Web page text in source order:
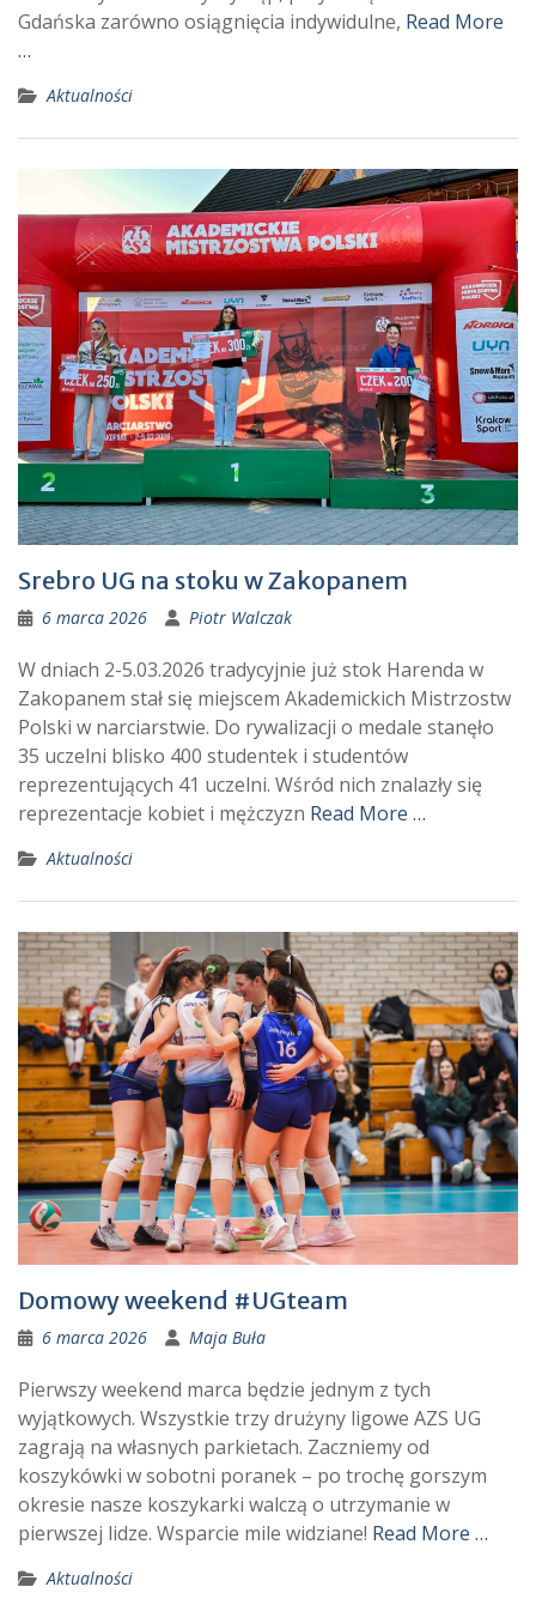
Gdańska zarówno osiągnięcia indywidulne, Read More
…
Aktualności
Srebro UG na stoku w Zakopanem
6 marca 2026 Piotr Walczak
W dniach 2-5.03.2026 tradycyjnie już stok Harenda w
Zakopanem stał się miejscem Akademickich Mistrzostw
Polski w narciarstwie. Do rywalizacji o medale stanęło
35 uczelni blisko 400 studentek i studentów
reprezentujących 41 uczelni. Wśród nich znalazły się
reprezentacje kobiet i mężczyzn Read More …
Aktualności
Domowy weekend #UGteam
6 marca 2026 Maja Buła
Pierwszy weekend marca będzie jednym z tych
wyjątkowych. Wszystkie trzy drużyny ligowe AZS UG
zagrają na własnych parkietach. Zaczniemy od
koszykówki w sobotni poranek – po trochę gorszym
okresie nasze koszykarki walczą o utrzymanie w
pierwszej lidze. Wsparcie mile widziane! Read More …
Aktualności